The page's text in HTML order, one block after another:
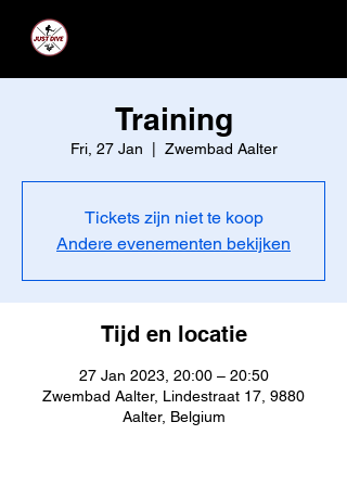
Training
Fri, 27 Jan Zwembad Aalter
Tickets zijn niet te koop
Andere evenementen bekijken
Tijd en locatie
27 Jan 2023, 20:00 – 20:50
Zwembad Aalter, Lindestraat 17, 9880
Aalter, Belgium